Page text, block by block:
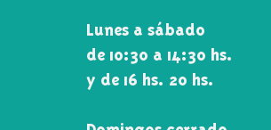
Lunes a sábado
de 10:30 a 14:30 hs.
y de 16 hs. 20 hs.